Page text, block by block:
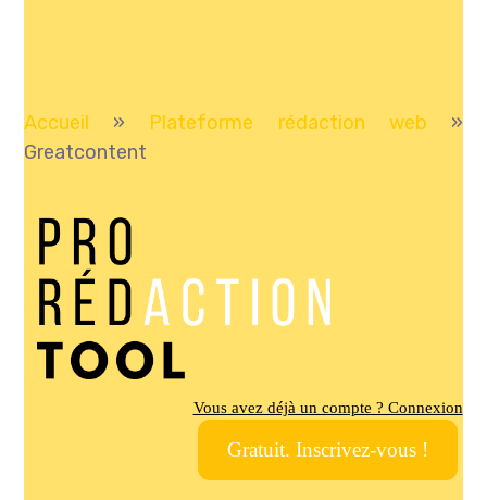
Accueil » Plateforme rédaction web »
Greatcontent
Vous avez déjà un compte ? Connexion
Gratuit. Inscrivez-vous !